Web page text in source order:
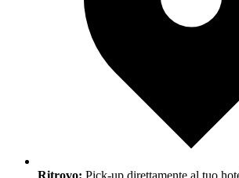
Ritrovo: Pick-up direttamente al tuo